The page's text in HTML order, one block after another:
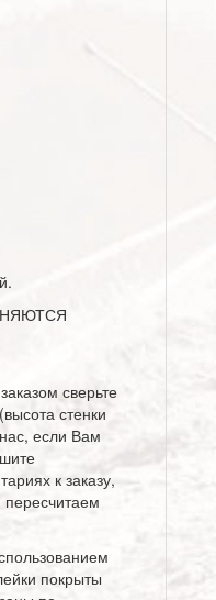
сверьте
стенки
если Вам
к заказу,
покрыты